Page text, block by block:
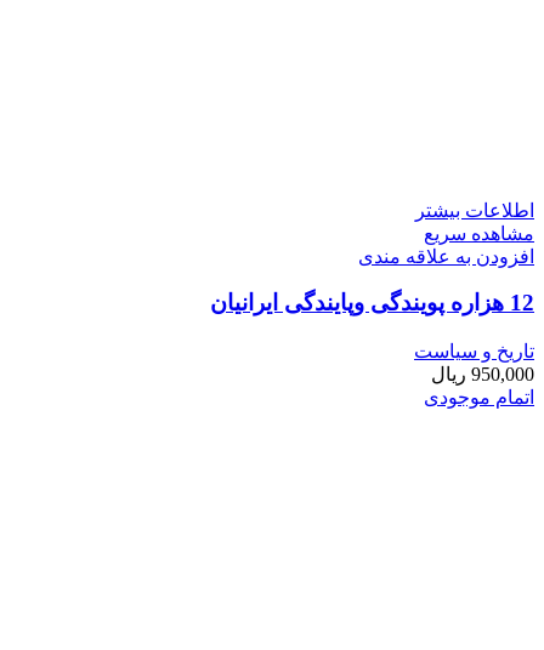
اطلاعات بیشتر
مشاهده سریع
افزودن به علاقه مندی
12 هزاره پویندگی وپایندگی ایرانیان
تاریخ و سیاست
950,000 ریال
اتمام موجودی